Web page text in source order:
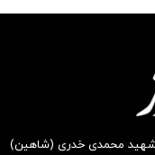
شهید محمدی خدری (شاهین)